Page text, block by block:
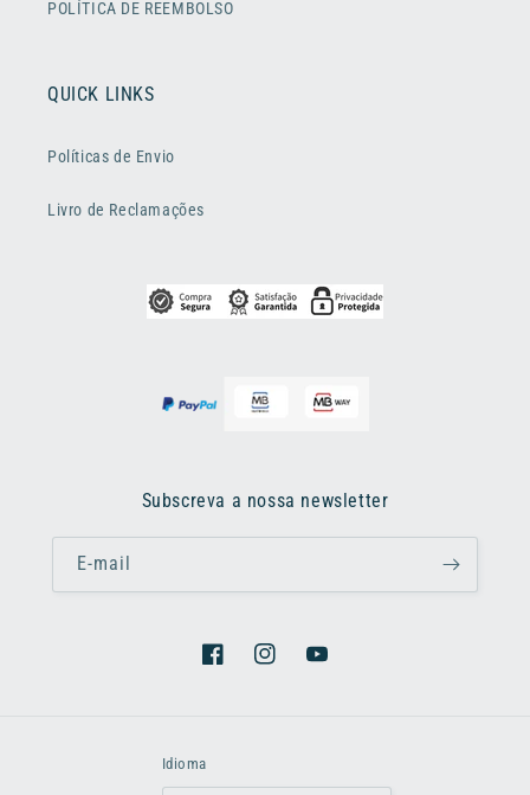
POLÍTICA DE REEMBOLSO
QUICK LINKS
Políticas de Envio
Livro de Reclamações
Subscreva a nossa newsletter
E-mail
FacebookInstagramYouTube
Idioma